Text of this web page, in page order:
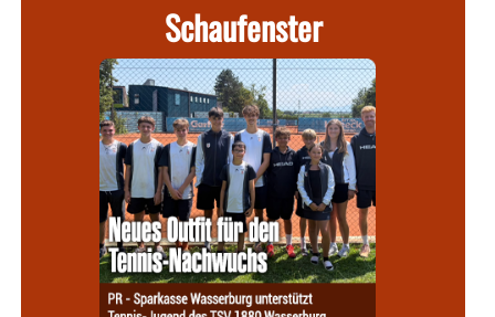
Schaufenster